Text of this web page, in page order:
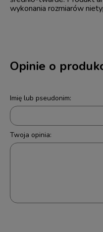
wykonania rozmiarów
Opinie o
Imię lub pseudonim:
Twoja opinia: